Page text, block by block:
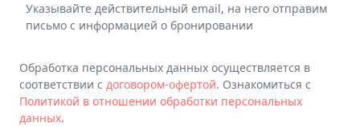
Указывайте действительный email, на него отправим
письмо с информацией о бронировании
Обработка персональных данных осуществляется в
соответствии с договором-офертой. Ознакомиться с
Политикой в отношении обработки персональных
данных.